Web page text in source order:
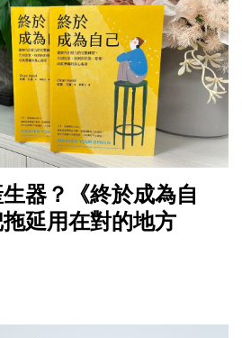
器？《終於成為自
延用在對的地方